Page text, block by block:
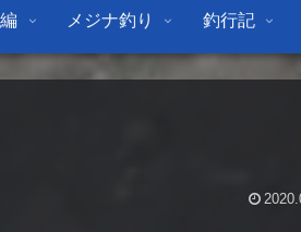
メジナ釣り 釣行記